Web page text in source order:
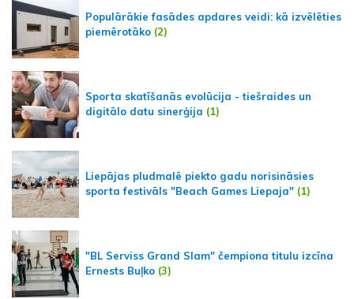
Populārākie fasādes apdares veidi: kā izvēlēties
piemērotāko (2)
Sporta skatīšanās evolūcija - tiešraides un
digitālo datu sinerģija (1)
Liepājas pludmalē piekto gadu norisināsies
sporta festivāls "Beach Games Liepaja" (1)
"BL Serviss Grand Slam" čempiona titulu izcīna
Ernests Buļko (3)